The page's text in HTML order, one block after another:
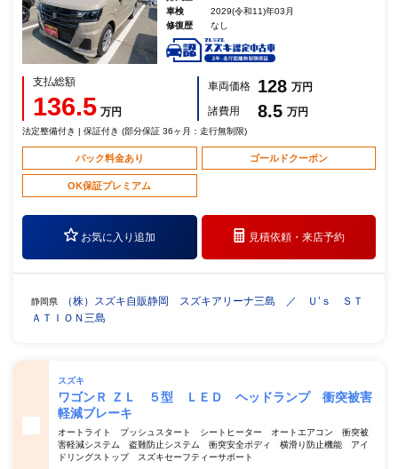
車検
2029(令和11)年03月
修復歴
なし
支払総額
136.5 万円
車両価格 128 万円
諸費用
8.5 万円
法定整備付き | 保証付き (部分保証 36ヶ月：走行無制限)
パック料金あり ゴールドクーポン
OK保証プレミアム
お気に入り追加 見積依頼・来店予約
静岡県
（株）スズキ自販静岡 スズキアリーナ三島 ／ Ｕ’ｓ ＳＴ
ＡＴＩＯＮ三島
スズキ
ワゴンＲ ＺＬ ５型 ＬＥＤ ヘッドランプ 衝突被害
軽減ブレーキ
オートライト プッシュスタート シートヒーター オートエアコン 衝突被
害軽減システム 盗難防止システム 衝突安全ボディ 横滑り防止機能 アイ
ドリングストップ スズキセーフティーサポート